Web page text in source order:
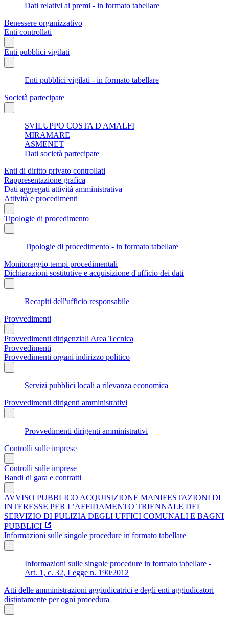
Dati relativi ai premi - in formato tabellare
Benessere organizzativo
Enti controllati
Enti pubblici vigilati
Enti pubblici vigilati - in formato tabellare
Società partecipate
SVILUPPO COSTA D'AMALFI
MIRAMARE
ASMENET
Dati società partecipate
Enti di diritto privato controllati
Rappresentazione grafica
Dati aggregati attività amministrativa
Attività e procedimenti
Tipologie di procedimento
Tipologie di procedimento - in formato tabellare
Monitoraggio tempi procedimentali
Dichiarazioni sostitutive e acquisizione d'ufficio dei dati
Recapiti dell'ufficio responsabile
Provvedimenti
Provvedimenti dirigenziali Area Tecnica
Provvedimenti
Provvedimenti organi indirizzo politico
Servizi pubblici locali a rilevanza economica
Provvedimenti dirigenti amministrativi
Provvedimenti dirigenti amministrativi
Controlli sulle imprese
Controlli sulle imprese
Bandi di gara e contratti
AVVISO PUBBLICO ACQUISIZIONE MANIFESTAZIONI DI
INTERESSE PER L’AFFIDAMENTO TRIENNALE DEL
SERVIZIO DI PULIZIA DEGLI UFFICI COMUNALI E BAGNI
PUBBLICI
Informazioni sulle singole procedure in formato tabellare
Informazioni sulle singole procedure in formato tabellare -
Art. 1, c. 32, Legge n. 190/2012
Atti delle amministrazioni aggiudicatrici e degli enti aggiudicatori
distintamente per ogni procedura